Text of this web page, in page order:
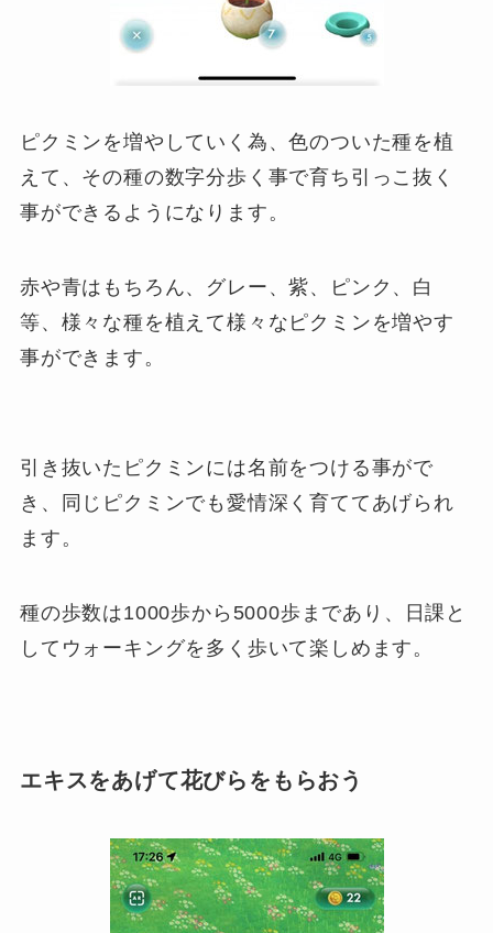
ピクミンを増やしていく為、色のついた種を植
えて、その種の数字分歩く事で育ち引っこ抜く
事ができるようになります。
赤や青はもちろん、グレー、紫、ピンク、白
等、様々な種を植えて様々なピクミンを増やす
事ができます。
引き抜いたピクミンには名前をつける事がで
き、同じピクミンでも愛情深く育ててあげられ
ます。
種の歩数は1000歩から5000歩まであり、日課と
してウォーキングを多く歩いて楽しめます。
エキスをあげて花びらをもらおう